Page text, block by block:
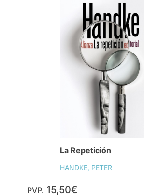
La Repetición
HANDKE, PETER
PVP. 15,50€